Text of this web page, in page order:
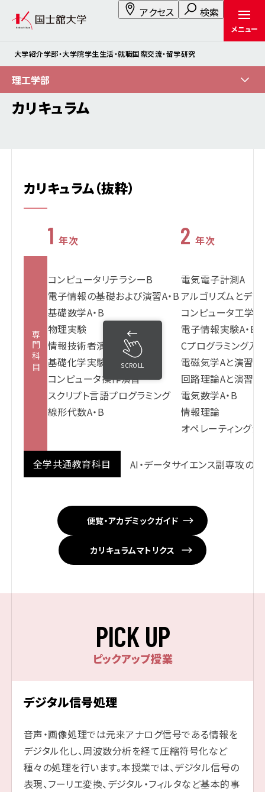
アクセス 検索
メニュー
大学紹介学部・大学院学生生活・就職国際交流・留学研究
カリキュラム
カリキュラム（抜粋）
1 年次 2 年次
専門科目
コンピュータリテラシーB
電子情報の基礎および演習A・B
基礎数学A・B
物理実験
情報技術者演習A
基礎化学実験
コンピュータ操作演習
スクリプト言語プログラミング
線形代数A・B
電気電子計測A
アルゴリズムとデ
コンピュータ工学
電子情報実験A・B
Cプログラミング入
電磁気学Aと演習
回路理論Aと演習
電気数学A・B
情報理論
オペレーティングシ
全学共通教育科目 AI・データサイエンス副専攻
SCROLL
便覧・アカデミックガイド
カリキュラムマトリクス
PICK UP
ピックアップ授業
デジタル信号処理
音声・画像処理では元来アナログ信号である情報を
デジタル化し、周波数分析を経て圧縮符号化など
種々の処理を行います。本授業では、デジタル信号の
表現、フーリエ変換、デジタル・フィルタなど基本的事
理工学部